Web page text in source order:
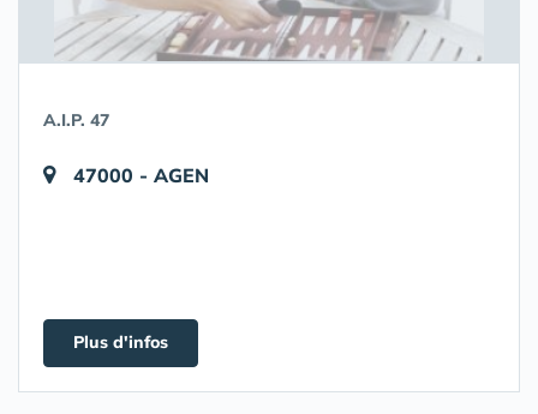
A.I.P. 47
47000 - AGEN
Plus d'infos